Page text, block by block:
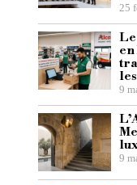
25
en
9
9